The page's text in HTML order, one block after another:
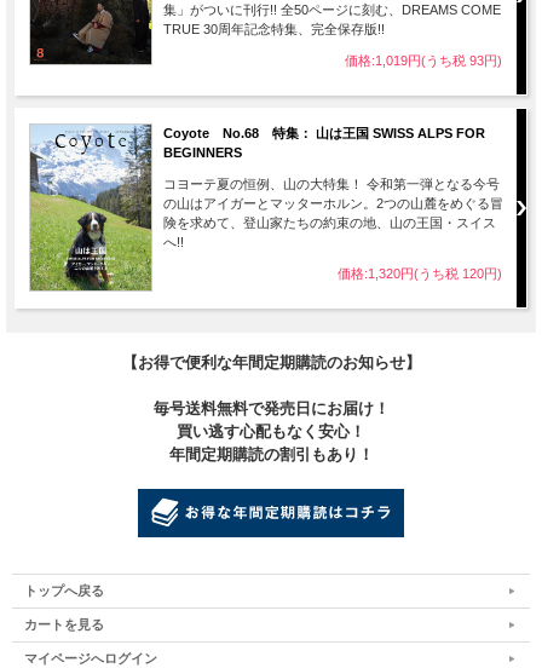
開催された。
1991年の初開催から数えて8回目となる今回のワンダーランドはバン
その記念すべきワンダーランドの記憶を記録するために作られたのが
写真集『ONE DAY』。DREAMS COME TRUEの音楽は、常にその瞬
間にしか起こりえない音楽の魔法を私たちに見せてくれる。だからこ
そ、ワンダーランドのライヴでは二度と同じことは起きない。そのこ
とを伝えたいという想いを込め、タイトルは『ONE DAY』とした。
撮影はバンドをデビュー当初から撮影し続けている写真家・蓮井幹
生。リハーサルから密着を開始し、全19公演中、埼玉、札幌、名古
屋、福岡、そして沖縄の5カ所でのライヴを切り取った。
全176ページに及ぶ本書には、DREAMS COME TRUEの音楽の躍動が
発売日：2020年1月24日(金)
価格：\3,500＋税
集」がついに刊行!! 全50ページに刻む、DREAMS COME
TRUE 30周年記念特集、完全保存版!!
価格:1,019円(うち税 93円)
Coyote No.68 特集： 山は王国 SWISS ALPS FOR
BEGINNERS
コヨーテ夏の恒例、山の大特集！ 令和第一弾となる今号
の山はアイガーとマッターホルン。2つの山麓をめぐる冒
険を求めて、登山家たちの約束の地、山の王国・スイス
へ!!
価格:1,320円(うち税 120円)
【お得で便利な年間定期購読のお知らせ】
毎号送料無料で発売日にお届け！
買い逃す心配もなく安心！
年間定期購読の割引もあり！
トップへ戻る
カートを見る
マイページへログイン